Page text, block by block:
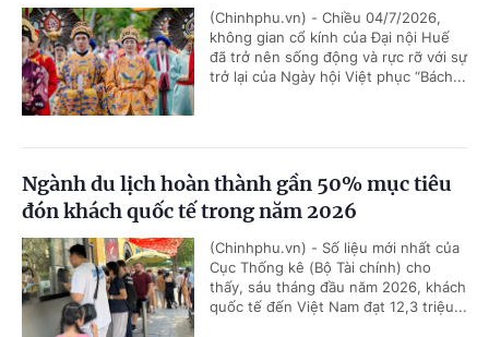
(Chinhphu.vn) - Chiều 04/7/2026,
không gian cổ kính của Đại nội Huế
đã trở nên sống động và rực rỡ với sự
trở lại của Ngày hội Việt phục “Bách...
Ngành du lịch hoàn thành gần 50% mục tiêu
đón khách quốc tế trong năm 2026
(Chinhphu.vn) - Số liệu mới nhất của
Cục Thống kê (Bộ Tài chính) cho
thấy, sáu tháng đầu năm 2026, khách
quốc tế đến Việt Nam đạt 12,3 triệu...